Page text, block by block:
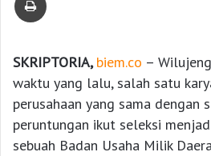
SKRIPTORIA,biem.co –
waktu yang lalu, salah satu
perusahaan yang sama dengan
peruntungan ikut seleksi
sebuah Badan Usaha Milik